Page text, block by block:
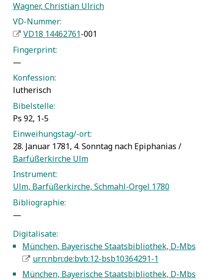
Wagner, Christian Ulrich
VD-Nummer:
VD18 14462761-001
Fingerprint:
—
Konfession:
lutherisch
Bibelstelle:
Ps 92, 1-5
Einweihungstag/-ort:
28. Januar 1781, 4. Sonntag nach Epiphanias /
Barfüßerkirche Ulm
Instrument:
Ulm, Barfüßerkirche, Schmahl-Orgel 1780
Bibliographie:
—
Digitalisate:
5
München, Bayerische Staatsbibliothek, D-Mbs
urn:nbn:de:bvb:12-bsb10364291-1
5
München, Bayerische Staatsbibliothek, D-Mbs